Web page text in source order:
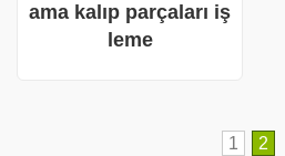
ama kalıp parçaları iş
leme
1 2